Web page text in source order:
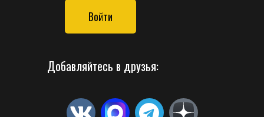
Войти
Добавляйтесь в друзья: